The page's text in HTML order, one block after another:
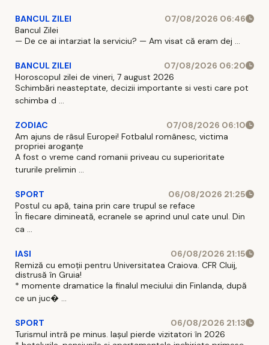
BANCUL ZILEI
07/08/2026 06:46
Bancul Zilei
— De ce ai intarziat la serviciu? — Am visat că eram dej ...
BANCUL ZILEI
07/08/2026 06:20
Horoscopul zilei de vineri, 7 august 2026
Schimbări neasteptate, decizii importante si vesti care pot
schimba d ...
ZODIAC
07/08/2026 06:10
Am ajuns de râsul Europei! Fotbalul românesc, victima
propriei aroganțe
A fost o vreme cand romanii priveau cu superioritate
tururile prelimin ...
SPORT
06/08/2026 21:25
Postul cu apă, taina prin care trupul se reface
În fiecare dimineată, ecranele se aprind unul cate unul. Din
ca ...
IASI
06/08/2026 21:15
Remiză cu emoții pentru Universitatea Craiova. CFR Cluij,
distrusă în Gruia!
* momente dramatice la finalul meciului din Finlanda, după
ce un juc� ...
SPORT
06/08/2026 21:13
Turismul intră pe minus. Iașul pierde vizitatori în 2026